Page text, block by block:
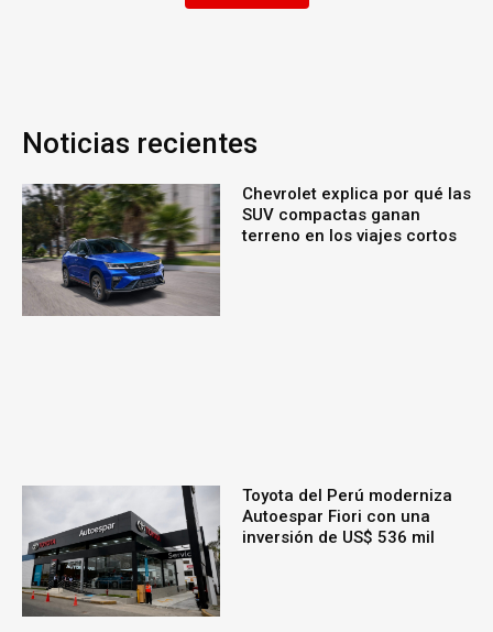
Noticias recientes
Chevrolet explica por qué las
SUV compactas ganan
terreno en los viajes cortos
Toyota del Perú moderniza
Autoespar Fiori con una
inversión de US$ 536 mil